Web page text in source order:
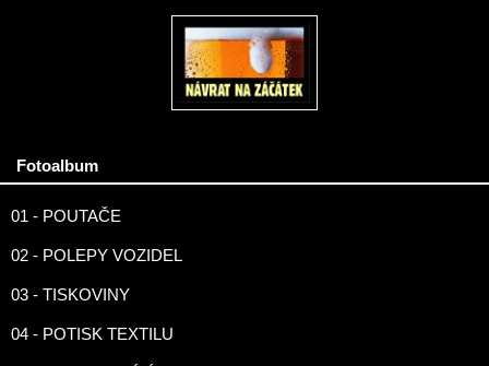
Fotoalbum
01 - POUTAČE
02 - POLEPY VOZIDEL
03 - TISKOVINY
04 - POTISK TEXTILU